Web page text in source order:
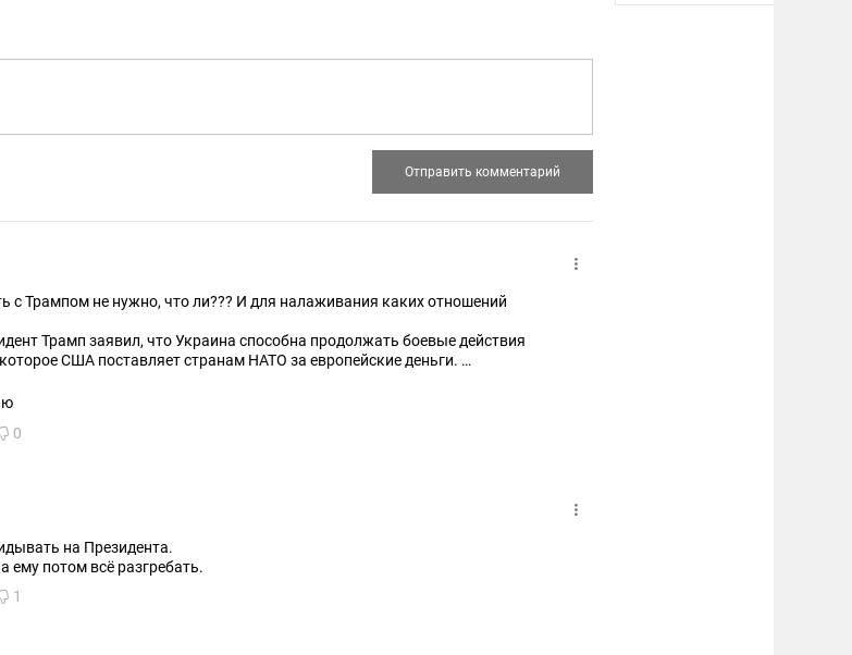
с Трампом не нужно, что ли??? И для налаживания каких отношений
Трамп заявил, что Украина способна продолжать боевые действия
США поставляет странам НАТО за европейские деньги.
США".
ведомства.
0
на Президента.
ему потом всё разгребать.
1